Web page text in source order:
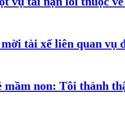
tài xế liên quan vụ
mầm non: Tôi thành